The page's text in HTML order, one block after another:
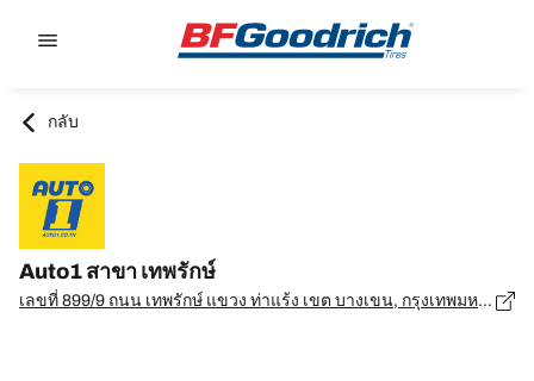
กลับ
Auto1 สาขา เทพรักษ์
เลขที่ 899/9 ถนน เทพรักษ์ แขวง ท่าแร้ง เขต บางเขน, กรุงเทพมหานคร - 10230